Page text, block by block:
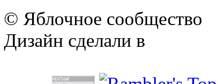
© Яблочное сообщество
Дизайн сделали в